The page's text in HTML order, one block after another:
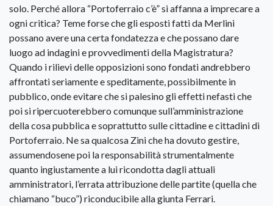
solo. Perché allora “Portoferraio c’è” si affanna a imprecare a
ogni critica? Teme forse che gli esposti fatti da Merlini
possano avere una certa fondatezza e che possano dare
luogo ad indagini e provvedimenti della Magistratura?
Quando i rilievi delle opposizioni sono fondati andrebbero
affrontati seriamente e speditamente, possibilmente in
pubblico, onde evitare che si palesino gli effetti nefasti che
poi si ripercuoterebbero comunque sull’amministrazione
della cosa pubblica e soprattutto sulle cittadine e cittadini di
Portoferraio. Ne sa qualcosa Zini che ha dovuto gestire,
assumendosene poi la responsabilità strumentalmente
quanto ingiustamente a lui ricondotta dagli attuali
amministratori, l’errata attribuzione delle partite (quella che
chiamano “buco”) riconducibile alla giunta Ferrari.